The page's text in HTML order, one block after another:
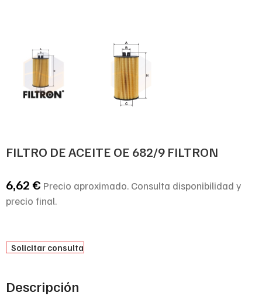
FILTRO DE ACEITE OE 682/9 FILTRON
6,62€ Precio aproximado. Consulta disponibilidad y
precio final.
Solicitar consulta
Descripción